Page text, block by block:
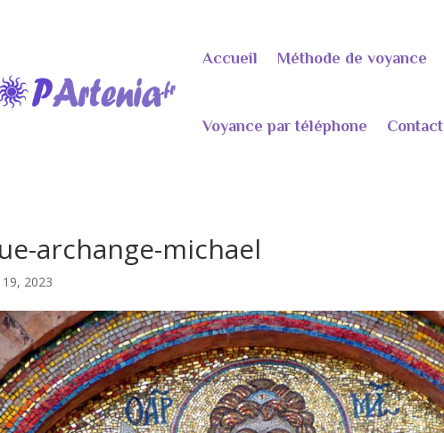
Accueil Méthode de voyance
Voyance par téléphone Contact
archange-michael
19, 2023